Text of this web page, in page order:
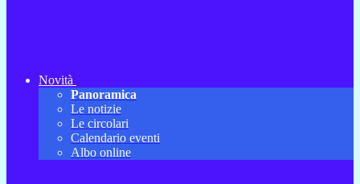
Novità
Panoramica
Le notizie
Le circolari
Calendario eventi
Albo online